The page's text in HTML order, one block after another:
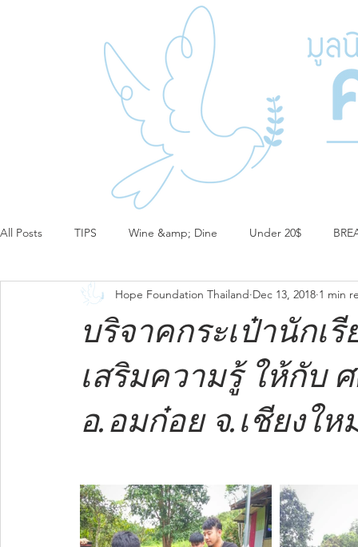
All Posts TIPS Wine &amp; Dine Under 20$
บริจาคกระเป๋านักเ
เสริมความรู้ ให้กับ
อ.อมก๋อย จ.เชียงให
Hope Foundation Thailand Dec 13, 2018 1 min